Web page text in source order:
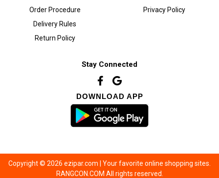
Order Procedure
Delivery Rules
Return Policy
Privacy Policy
Stay Connected
DOWNLOAD APP
Copyright © 2026 ezipar.com | Your favorite online shopping sites.
RANGCON.COM All rights reserved.